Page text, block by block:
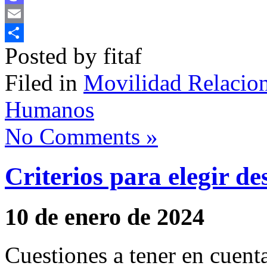
Mastodon
Email
Compartir
Posted by fitaf
Filed in Movilidad
Humanos
No Comments »
Criterios para elegir
10 de enero de 2024
Cuestiones a tener en